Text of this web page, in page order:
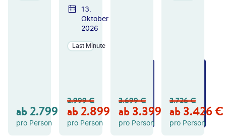
ab2.799 €
pro Person
GE
B
OT
13.
Oktober
2026
Last Minute
2.999€
ab2.899 €
pro Person
GE
B
OT
3.699€
ab3.399 €
pro Person
GE
B
OT
3.726€
ab3.426€
pro Person